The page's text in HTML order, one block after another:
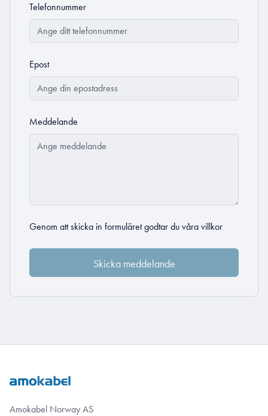
Telefonnummer
Epost
Meddelande
Genom att skicka in formuläret godtar du våra villkor
Amokabel Norway AS